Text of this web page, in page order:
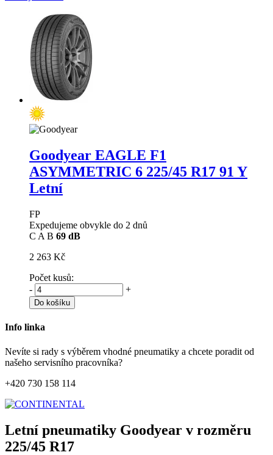
Goodyear EAGLE F1
ASYMMETRIC 6 225/45 R17 91 Y
Letní
FP
Expedujeme obvykle do 2 dnů
C A B 69 dB
2 263 Kč
Počet kusů:
-
+
Do košíku
Info linka
Nevíte si rady s výběrem vhodné pneumatiky a chcete poradit od
našeho servisního pracovníka?
+420 730 158 114
Letní pneumatiky Goodyear v rozměru
225/45 R17